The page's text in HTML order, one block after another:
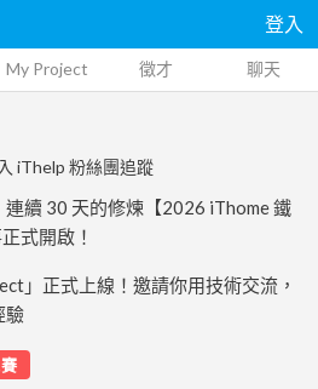
登入
My Project 徵才 聊天
iThelp 粉絲團追蹤
續 30 天的修煉【2026 iThome 鐵
式開啟！
」正式上線！邀請你用技術交流，
驗